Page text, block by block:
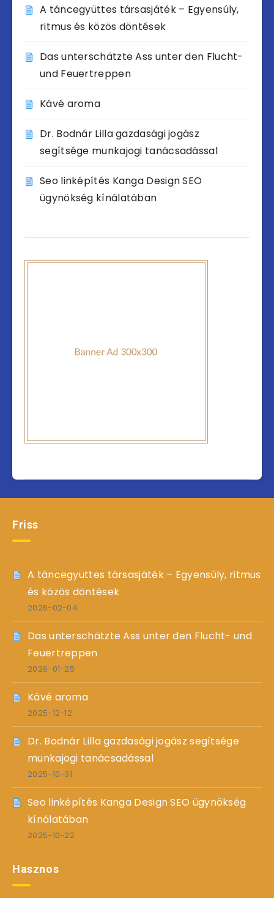
A táncegyüttes társasjáték – Egyensúly,
ritmus és közös döntések
Das unterschätzte Ass unter den Flucht-
und Feuertreppen
Kávé aroma
Dr. Bodnár Lilla gazdasági jogász
segítsége munkajogi tanácsadással
Seo linképítés Kanga Design SEO
ügynökség kínálatában
Friss
A táncegyüttes társasjáték – Egyensúly, ritmus
és közös döntések
2026-02-04
Das unterschätzte Ass unter den Flucht- und
Feuertreppen
2026-01-25
Kávé aroma
2025-12-12
Dr. Bodnár Lilla gazdasági jogász segítsége
munkajogi tanácsadással
2025-10-31
Seo linképítés Kanga Design SEO ügynökség
kínálatában
2025-10-22
Hasznos